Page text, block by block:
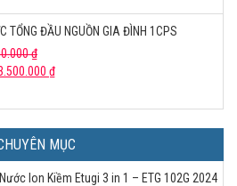
TỔNG ĐẦU NGUỒN GIA ĐÌNH 1CPS
₫
₫
MỤC
Ion Kiềm Etugi 3 in 1 – ETG 102G 2024